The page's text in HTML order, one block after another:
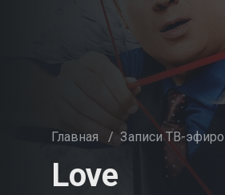
Главная / Записи ТВ-
Love